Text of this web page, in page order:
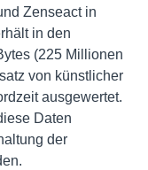
Zenseact in
in den
(225 Millionen
von künstlicher
ausgewertet.
Daten
der